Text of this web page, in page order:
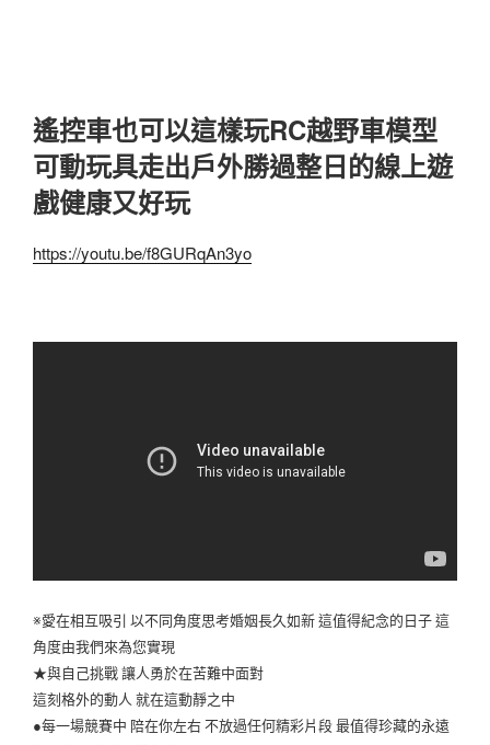
遙控車也可以這樣玩RC越野車模型
可動玩具走出戶外勝過整日的線上遊
戲健康又好玩
https://youtu.be/f8GURqAn3yo
※愛在相互吸引 以不同角度思考婚姻長久如新 這值得紀念的日子 這
角度由我們來為您實現
★與自己挑戰 讓人勇於在苦難中面對
這刻格外的動人 就在這動靜之中
●每一場競賽中 陪在你左右 不放過任何精彩片段 最值得珍藏的永遠